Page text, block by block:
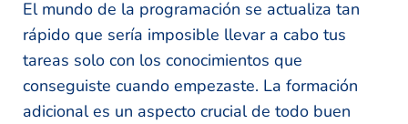
El mundo de la programación se actualiza tan
rápido que sería imposible llevar a cabo tus
tareas solo con los conocimientos que
conseguiste cuando empezaste. La formación
adicional es un aspecto crucial de todo buen